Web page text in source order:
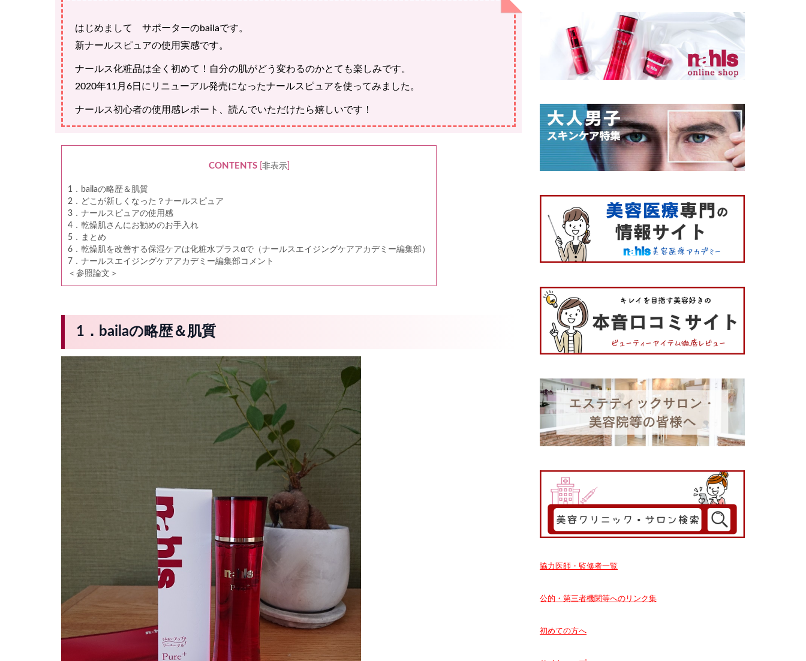
はじめまして サポーターのbailaです。
新ナールスピュアの使用実感です。
ナールス化粧品は全く初めて！自分の肌がどう変わるのかとても楽しみです。
2020年11月6日にリニューアル発売になったナールスピュアを使ってみました。
ナールス初心者の使用感レポート、読んでいただけたら嬉しいです！
CONTENTS 非表示]
1．bailaの略歴＆肌質
2．どこが新しくなった？ナールスピュア
3．ナールスピュアの使用感
4．乾燥肌さんにお勧めのお手入れ
5．まとめ
6．乾燥肌を改善する保湿ケアは化粧水プラスαで（ナールスエイジングケアアカデミー編集部）
7．ナールスエイジングケアアカデミー編集部コメント
＜参照論文＞
1．bailaの略歴＆肌質
協力医師・監修者一覧
公的・第三者機関等へのリンク集
初めての方へ